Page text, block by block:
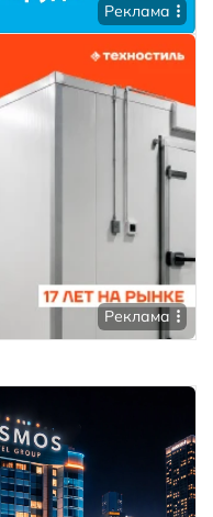
Реклама
Реклама